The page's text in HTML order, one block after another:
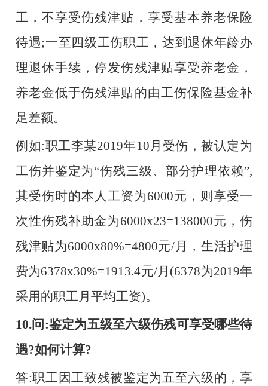
工，不享受伤残津贴，享受基本养老保险
待遇;一至四级工伤职工，达到退休年龄办
理退休手续，停发伤残津贴享受养老金，
养老金低于伤残津贴的由工伤保险基金补
足差额。
例如:职工李某2019年10月受伤，被认定为
工伤并鉴定为“伤残三级、部分护理依赖”,
其受伤时的本人工资为6000元，则享受一
次性伤残补助金为6000x23=138000元，伤
残津贴为6000x80%=4800元/月，生活护理
费为6378x30%=1913.4元/月(6378为2019年
采用的职工月平均工资)。
10.问:鉴定为五级至六级伤残可享受哪些待
遇?如何计算?
答:职工因工致残被鉴定为五至六级的，享